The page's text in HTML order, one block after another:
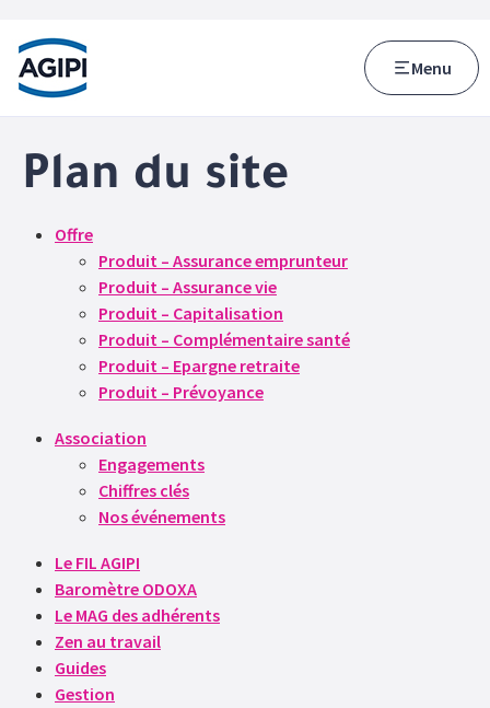
Accès au menu
Accès au contenu principal
Menu
Plan du site
Offre
Produit – Assurance emprunteur
Produit – Assurance vie
Produit – Capitalisation
Produit – Complémentaire santé
Produit – Epargne retraite
Produit – Prévoyance
Association
Engagements
Chiffres clés
Nos événements
Le FIL AGIPI
Baromètre ODOXA
Le MAG des adhérents
Zen au travail
Guides
Gestion